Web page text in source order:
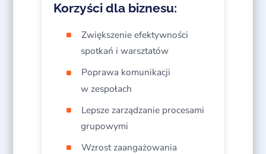
Korzyści dla biznesu:
Zwiększenie efektywności
spotkań i warsztatów​
Poprawa komunikacji
w zespołach​
Lepsze zarządzanie procesami
grupowymi​
Wzrost zaangażowania